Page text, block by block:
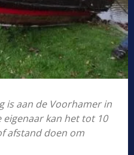
is aan de Voorhamer in
kan het tot 10
afstand doen om